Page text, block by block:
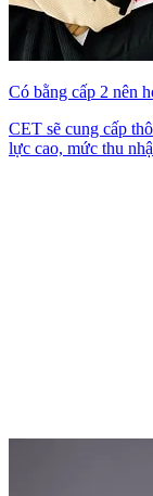
Có bằng cấp 2 nên
CET sẽ cung cấp
lực cao, mức thu